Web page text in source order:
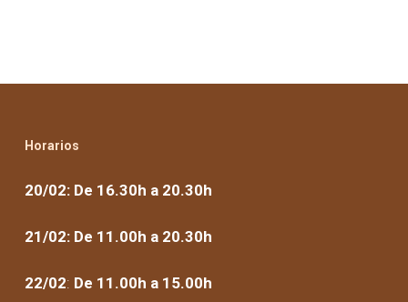
Horarios
20/02: De 16.30h a 20.30h
21/02: De 11.00h a 20.30h
22/02: De 11.00h a 15.00h